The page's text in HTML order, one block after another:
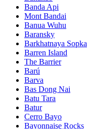
Banda Api
Mont Bandai
Banua Wuhu
Baransky
Barkhatnaya Sopka
Barren Island
The Barrier
Barú
Barva
Bas Dong Nai
Batu Tara
Batur
Cerro Bayo
Bayonnaise Rocks